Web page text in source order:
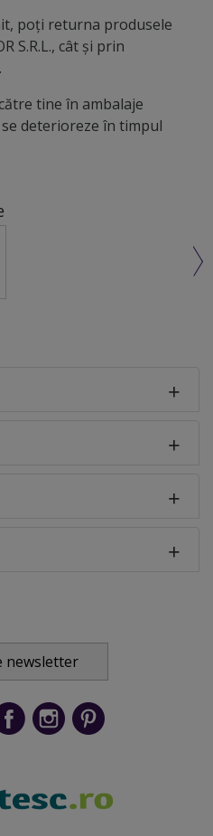
poți returna produsele
S.R.L., cât și prin
tine în ambalaje
deterioreze în timpul
newsletter